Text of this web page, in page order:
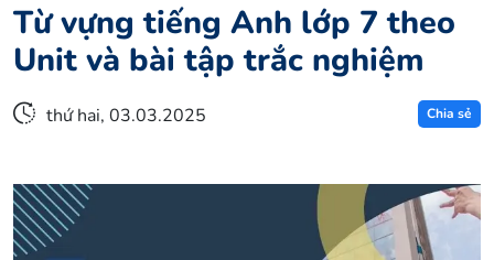
Từ vựng tiếng Anh lớp 7 theo
Unit và bài tập trắc nghiệm
thứ hai, 03.03.2025 Chia sẻ